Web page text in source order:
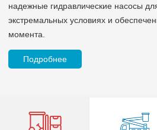
перепады температур. Компания
гидравлическом строительстве и
собственным научно-
производства различных продуктов,
требованиям.